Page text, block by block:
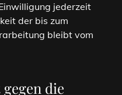
jederzeit
der bis zum
bleibt vom
die